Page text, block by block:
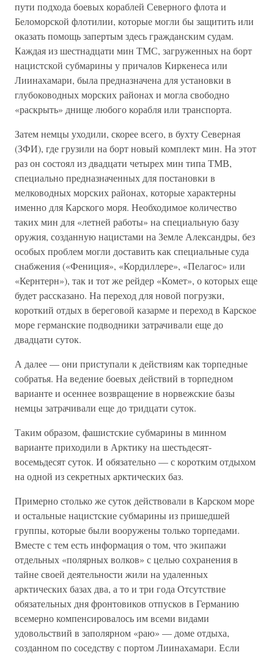
пути подхода боевых кораблей Северного флота и
Беломорской флотилии, которые могли бы защитить или
оказать помощь запертым здесь гражданским судам.
Каждая из шестнадцати мин ТМС, загруженных на борт
нацистской субмарины у причалов Киркенеса или
Лиинахамари, была предназначена для установки в
глубоководных морских районах и могла свободно
«раскрыть» днище любого корабля или транспорта.
Затем немцы уходили, скорее всего, в бухту Северная
(ЗФИ), где грузили на борт новый комплект мин. На этот
раз он состоял из двадцати четырех мин типа ТМВ,
специально предназначенных для постановки в
мелководных морских районах, которые характерны
именно для Карского моря. Необходимое количество
таких мин для «летней работы» на специальную базу
оружия, созданную нацистами на Земле Александры, без
особых проблем могли доставить как специальные суда
снабжения («Фениция», «Кордиллере», «Пелагос» или
«Кернтерн»), так и тот же рейдер «Комет», о которых еще
будет рассказано. На переход для новой погрузки,
короткий отдых в береговой казарме и переход в Карское
море германские подводники затрачивали еще до
двадцати суток.
А далее — они приступали к действиям как торпедные
собратья. На ведение боевых действий в торпедном
варианте и осеннее возвращение в норвежские базы
немцы затрачивали еще до тридцати суток.
Таким образом, фашистские субмарины в минном
варианте приходили в Арктику на шестьдесят-
восемьдесят суток. И обязательно — с коротким отдыхом
на одной из секретных арктических баз.
Примерно столько же суток действовали в Карском море
и остальные нацистские субмарины из пришедшей
группы, которые были вооружены только торпедами.
Вместе с тем есть информация о том, что экипажи
отдельных «полярных волков» с целью сохранения в
тайне своей деятельности жили на удаленных
арктических базах два, а то и три года Отсутствие
обязательных дня фронтовиков отпусков в Германию
всемерно компенсировалось им всеми видами
удовольствий в заполярном «раю» — доме отдыха,
созданном по соседству с портом Лиинахамари. Если